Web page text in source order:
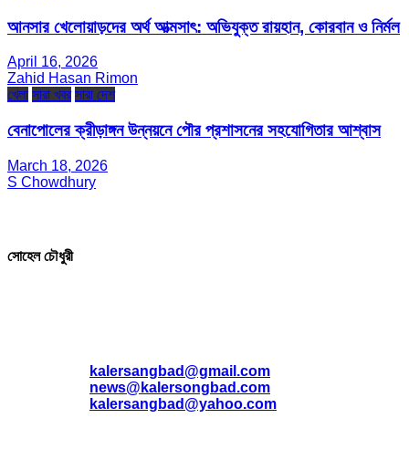
আনসার খেলোয়াড়দের অর্থ আত্মসাৎ: অভিযুক্ত রায়হান, কোরবান ও নির্মল
April 16, 2026
Zahid Hasan Rimon
খেলা সারা খবর সারা দেশ
বেনাপোলের ক্রীড়াঙ্গন উন্নয়নে পৌর প্রশাসনের সহযোগিতার আশ্বাস
March 18, 2026
S Chowdhury
সোহেল চৌধুরী
kalersangbad@gmail.com
news@kalersongbad.com
kalersangbad@yahoo.com